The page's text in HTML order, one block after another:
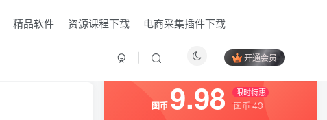
精品软件 资源课程下载 电商采集插件下载
开通会员
付费阅读
图币 9.98 限时特惠
图币 49